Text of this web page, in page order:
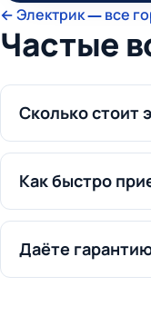
← Электрик — все
Частые
Сколько стоит
Как быстро
Даёте